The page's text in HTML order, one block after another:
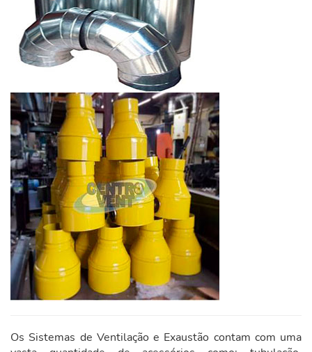
Os Sistemas de Ventilação e Exaustão contam com uma